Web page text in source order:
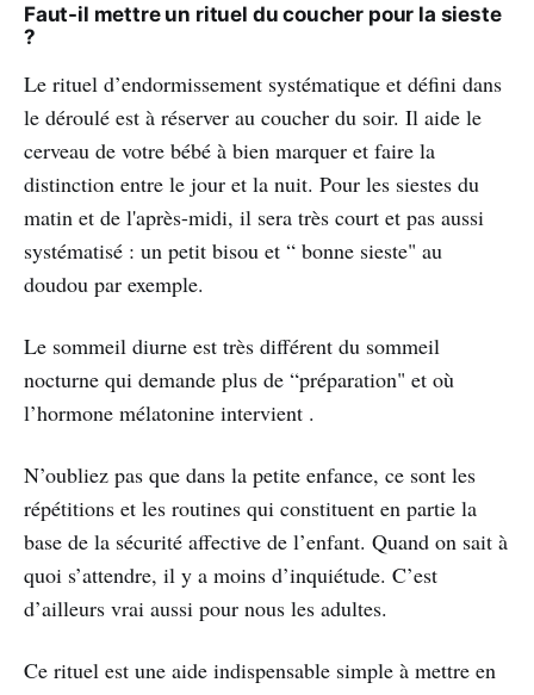
Faut-il mettre un rituel du coucher pour la sieste
?
Le rituel d’endormissement systématique et défini dans
le déroulé est à réserver au coucher du soir. Il aide le
cerveau de votre bébé à bien marquer et faire la
distinction entre le jour et la nuit. Pour les siestes du
matin et de l'après-midi, il sera très court et pas aussi
systématisé : un petit bisou et “ bonne sieste" au
doudou par exemple.
Le sommeil diurne est très différent du sommeil
nocturne qui demande plus de “préparation" et où
l’hormone mélatonine intervient .
N’oubliez pas que dans la petite enfance, ce sont les
répétitions et les routines qui constituent en partie la
base de la sécurité affective de l’enfant. Quand on sait à
quoi s’attendre, il y a moins d’inquiétude. C’est
d’ailleurs vrai aussi pour nous les adultes.
Ce rituel est une aide indispensable simple à mettre en